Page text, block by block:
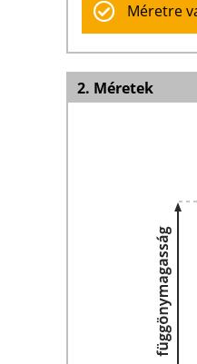
Méretre
2. Méretek